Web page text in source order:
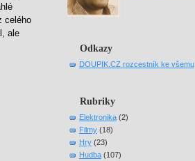
celého
ale
Odkazy
DOUPIK.CZ rozcestník ke všemu
Rubriky
Elektronika (2)
Filmy (18)
Hry (23)
Hudba (107)